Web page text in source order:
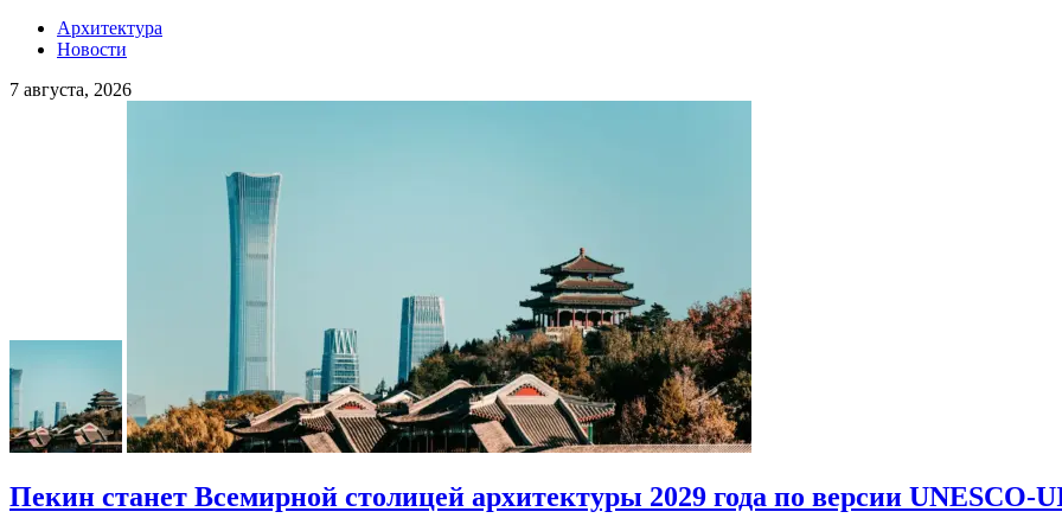
Архитектура
Новости
7 августа, 2026
Пекин станет Всемирной столицей архитектуры 2029 года по версии UNESCO-